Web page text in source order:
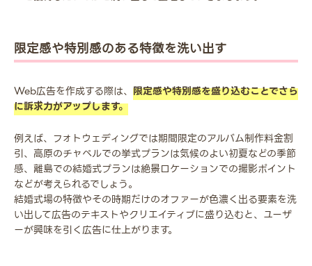
限定感や特別感のある特徴を洗い出す
Web広告を作成する際は、 限定感や特別感を盛り込むことでさら
に訴求力がアップします。
例えば、フォトウェディングでは期間限定のアルバム制作料金割
引、高原のチャペルでの挙式プランは気候のよい初夏などの季節
感、離島での結婚式プランは絶景ロケーションでの撮影ポイント
などが考えられるでしょう。
結婚式場の特徴やその時期だけのオファーが色濃く出る要素を洗
い出して広告のテキストやクリエイティブに盛り込むと、ユーザ
ーが興味を引く広告に仕上がります。